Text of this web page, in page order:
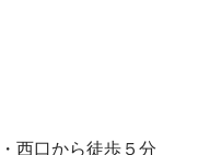
西口から徒歩５分